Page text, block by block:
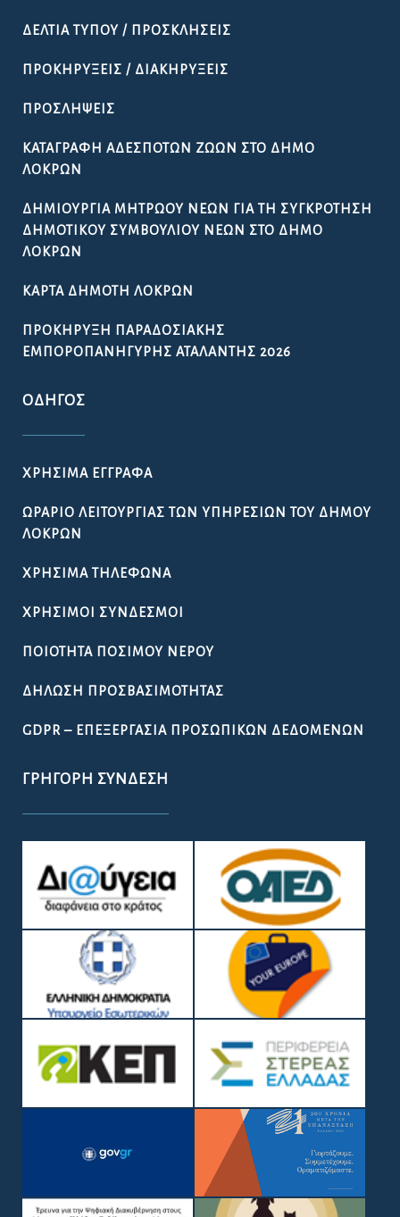
ΔΕΛΤΊΑ ΤΎΠΟΥ / ΠΡΟΣΚΛΉΣΕΙΣ
ΠΡΟΚΗΡΎΞΕΙΣ / ΔΙΑΚΗΡΎΞΕΙΣ
ΠΡΟΣΛΉΨΕΙΣ
ΚΑΤΑΓΡΑΦΉ ΑΔΈΣΠΟΤΩΝ ΖΏΩΝ ΣΤΟ ΔΉΜΟ
ΛΟΚΡΏΝ
ΔΗΜΙΟΥΡΓΊΑ ΜΗΤΡΏΟΥ ΝΈΩΝ ΓΙΑ ΤΗ ΣΥΓΚΡΌΤΗΣΗ
ΔΗΜΟΤΙΚΟΎ ΣΥΜΒΟΥΛΊΟΥ ΝΈΩΝ ΣΤΟ ΔΉΜΟ
ΛΟΚΡΏΝ
ΚΆΡΤΑ ΔΗΜΌΤΗ ΛΟΚΡΏΝ
ΠΡΟΚΉΡΥΞΗ ΠΑΡΑΔΟΣΙΑΚΉΣ
ΕΜΠΟΡΟΠΑΝΉΓΥΡΗΣ ΑΤΑΛΆΝΤΗΣ 2026
ΟΔΗΓΌΣ
ΧΡΉΣΙΜΑ ΈΓΓΡΑΦΑ
ΩΡΆΡΙΟ ΛΕΙΤΟΥΡΓΊΑΣ ΤΩΝ ΥΠΗΡΕΣΙΏΝ ΤΟΥ ΔΉΜΟΥ
ΛΟΚΡΏΝ
ΧΡΉΣΙΜΑ ΤΗΛΈΦΩΝΑ
ΧΡΉΣΙΜΟΙ ΣΎΝΔΕΣΜΟΙ
ΠΟΙΌΤΗΤΑ ΠΌΣΙΜΟΥ ΝΕΡΟΎ
ΔΉΛΩΣΗ ΠΡΟΣΒΑΣΙΜΌΤΗΤΑΣ
GDPR – ΕΠΕΞΕΡΓΑΣΙΑ ΠΡΟΣΩΠΙΚΩΝ ΔΕΔΟΜΕΝΩΝ
ΓΡΉΓΟΡΗ ΣΎΝΔΕΣΗ